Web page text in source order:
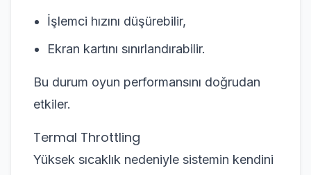
İşlemci hızını düşürebilir,
Ekran kartını sınırlandırabilir.
Bu durum oyun performansını doğrudan
etkiler.
Termal Throttling
Yüksek sıcaklık nedeniyle sistemin kendini